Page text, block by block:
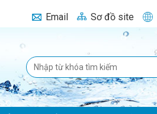
Email Sơ đồ site